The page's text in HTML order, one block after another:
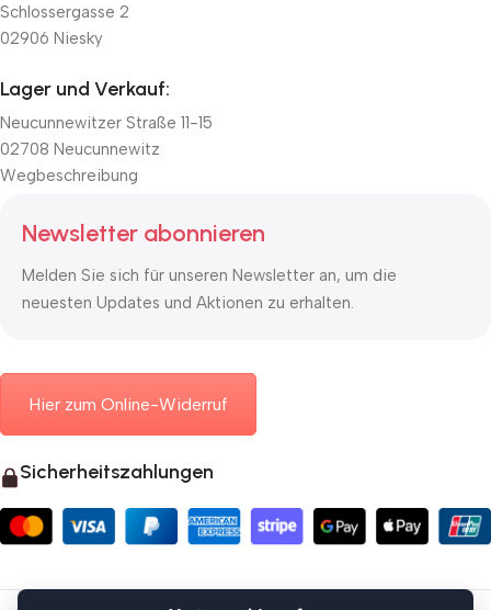
Schlossergasse 2
02906 Niesky
Lager und Verkauf:
Neucunnewitzer Straße 11-15
02708 Neucunnewitz
Wegbeschreibung
Newsletter abonnieren
Melden Sie sich für unseren Newsletter an, um die
neuesten Updates und Aktionen zu erhalten.
Hier zum Online-Widerruf
Sicherheitszahlungen
© 2026 Mauerkasten24.de